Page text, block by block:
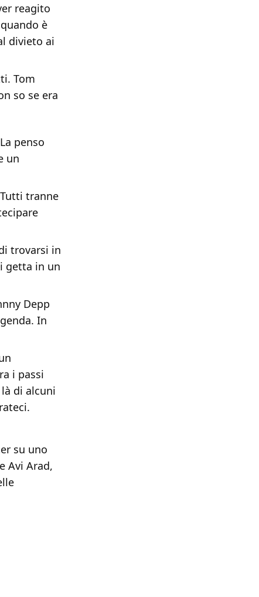
reagito
è
divieto ai
Tom
so se era
penso
un
tranne
trovarsi in
getta in un
Depp
In
i passi
di alcuni
su uno
Avi Arad,